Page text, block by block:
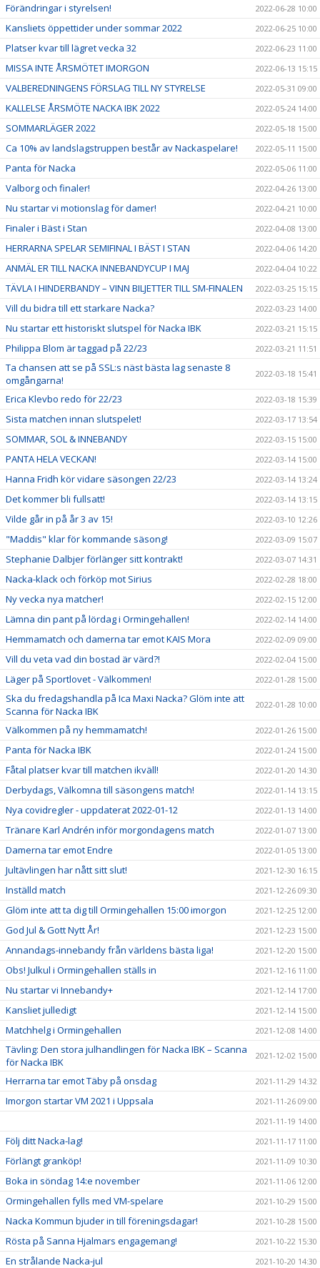
Förändringar i styrelsen! 2022-06-28 10:00
Kansliets öppettider under sommar 2022 2022-06-25 10:00
Platser kvar till lägret vecka 32 2022-06-23 11:00
MISSA INTE ÅRSMÖTET IMORGON 2022-06-13 15:15
VALBEREDNINGENS FÖRSLAG TILL NY STYRELSE 2022-05-31 09:00
KALLELSE ÅRSMÖTE NACKA IBK 2022 2022-05-24 14:00
SOMMARLÄGER 2022 2022-05-18 15:00
Ca 10% av landslagstruppen består av Nackaspelare! 2022-05-11 15:00
Panta för Nacka 2022-05-06 11:00
Valborg och finaler! 2022-04-26 13:00
Nu startar vi motionslag för damer! 2022-04-21 10:00
Finaler i Bäst i Stan 2022-04-08 13:00
HERRARNA SPELAR SEMIFINAL I BÄST I STAN 2022-04-06 14:20
ANMÄL ER TILL NACKA INNEBANDYCUP I MAJ 2022-04-04 10:22
TÄVLA I HINDERBANDY – VINN BILJETTER TILL SM-FINALEN 2022-03-25 15:15
Vill du bidra till ett starkare Nacka? 2022-03-23 14:00
Nu startar ett historiskt slutspel för Nacka IBK 2022-03-21 15:15
Philippa Blom är taggad på 22/23 2022-03-21 11:51
Ta chansen att se på SSL:s näst bästa lag senaste 8
omgångarna!
2022-03-18 15:41
Erica Klevbo redo för 22/23 2022-03-18 15:39
Sista matchen innan slutspelet! 2022-03-17 13:54
SOMMAR, SOL & INNEBANDY 2022-03-15 15:00
PANTA HELA VECKAN! 2022-03-14 15:00
Hanna Fridh kör vidare säsongen 22/23 2022-03-14 13:24
Det kommer bli fullsatt! 2022-03-14 13:15
Vilde går in på år 3 av 15! 2022-03-10 12:26
"Maddis" klar för kommande säsong! 2022-03-09 15:07
Stephanie Dalbjer förlänger sitt kontrakt! 2022-03-07 14:31
Nacka-klack och förköp mot Sirius 2022-02-28 18:00
Ny vecka nya matcher! 2022-02-15 12:00
Lämna din pant på lördag i Ormingehallen! 2022-02-14 14:00
Hemmamatch och damerna tar emot KAIS Mora 2022-02-09 09:00
Vill du veta vad din bostad är värd?! 2022-02-04 15:00
Läger på Sportlovet - Välkommen! 2022-01-28 15:00
Ska du fredagshandla på Ica Maxi Nacka? Glöm inte att
Scanna för Nacka IBK
2022-01-28 10:00
Välkommen på ny hemmamatch! 2022-01-26 15:00
Panta för Nacka IBK 2022-01-24 15:00
Fåtal platser kvar till matchen ikväll! 2022-01-20 14:30
Derbydags, Välkomna till säsongens match! 2022-01-14 13:15
Nya covidregler - uppdaterat 2022-01-12 2022-01-13 14:00
Tränare Karl Andrén inför morgondagens match 2022-01-07 13:00
Damerna tar emot Endre 2022-01-05 13:00
Jultävlingen har nått sitt slut! 2021-12-30 16:15
Inställd match 2021-12-26 09:30
Glöm inte att ta dig till Ormingehallen 15:00 imorgon 2021-12-25 12:00
God Jul & Gott Nytt År! 2021-12-23 15:00
Annandags-innebandy från världens bästa liga! 2021-12-20 15:00
Obs! Julkul i Ormingehallen ställs in 2021-12-16 11:00
Nu startar vi Innebandy+ 2021-12-14 17:00
Kansliet julledigt 2021-12-14 15:00
Matchhelg i Ormingehallen 2021-12-08 14:00
Tävling: Den stora julhandlingen för Nacka IBK – Scanna
för Nacka IBK
2021-12-02 15:00
Herrarna tar emot Täby på onsdag 2021-11-29 14:32
Imorgon startar VM 2021 i Uppsala
2021-11-26 09:00
2021-11-19 14:00
Följ ditt Nacka-lag! 2021-11-17 11:00
Förlängt granköp! 2021-11-09 10:30
Boka in söndag 14:e november 2021-11-06 12:00
Ormingehallen fylls med VM-spelare 2021-10-29 15:00
Nacka Kommun bjuder in till föreningsdagar! 2021-10-28 15:00
Rösta på Sanna Hjalmars engagemang! 2021-10-22 15:30
En strålande Nacka-jul 2021-10-20 14:30